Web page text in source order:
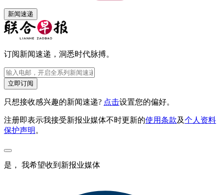
新闻速递
订阅新闻速递，洞悉时代脉搏。
立即订阅
只想接收感兴趣的新闻速递? 点击设置您的偏好。
注册即表示我接受新报业媒体不时更新的使用条款及个人资料
保护声明 。
是， 我希望收到新报业媒体